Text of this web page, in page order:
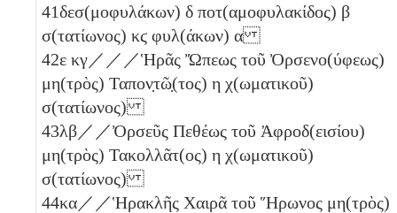
41δεσ(μοφυλάκων) δ ποτ(αμοφυλακίδος) β
σ(τατίωνος) κϛ φυλ(άκων) α
42ε κγ／／／Ἡρᾶς Ὤπεως τοῦ Ὀρσενο(ύφεως)
μη(τρὸς) Ταπον̣τῶ̣(τος) η χ(ωματικοῦ)
σ(τατίωνος)
43λβ／／Ὀρσεῦς Πεθέως τοῦ Ἀφροδ(εισίου)
μη(τρὸς) Τακολλᾶτ(ος) η χ(ωματικοῦ)
σ(τατίωνος)
44κα／／Ἡρακλῆς Χαιρᾶ τοῦ Ἥρωνος μη(τρὸς)